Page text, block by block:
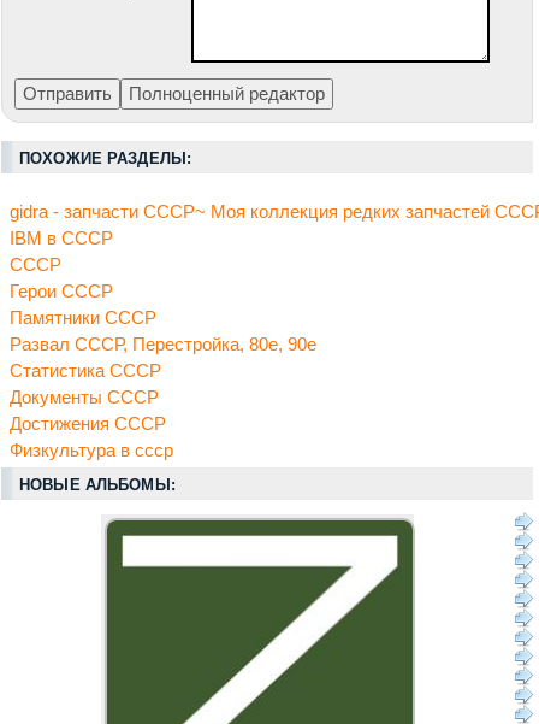
ПОХОЖИЕ РАЗДЕЛЫ:
gidra - запчасти СССР~ Моя коллекция редких запчастей
IBM в СССР
СССР
Герои СССР
Памятники СССР
Развал СССР, Перестройка, 80е, 90е
Статистика СССР
Документы СССР
Достижения СССР
Физкультура в ссср
НОВЫЕ АЛЬБОМЫ: